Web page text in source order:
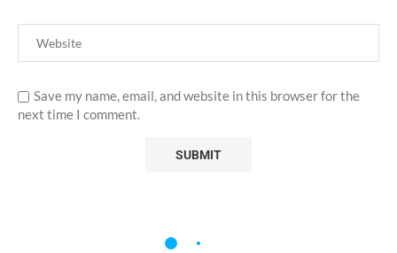
Save my name, email, and website in this browser for the
next time I comment.